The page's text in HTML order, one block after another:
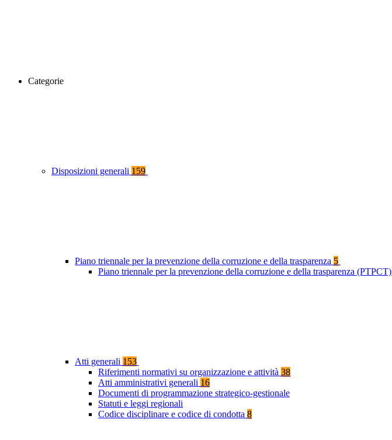
Categorie
Disposizioni generali 159
Piano triennale per la prevenzione della corruzione e della trasparenza 5
Piano triennale per la prevenzione della corruzione e della trasparenza (PTPCT)
Atti generali 153
Riferimenti normativi su organizzazione e attività 38
Atti amministrativi generali 16
Documenti di programmazione strategico-gestionale
Statuti e leggi regionali
Codice disciplinare e codice di condotta 8